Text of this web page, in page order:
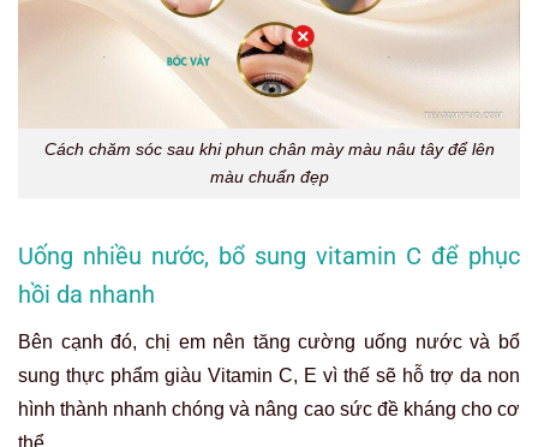
Cách chăm sóc sau khi phun chân mày màu nâu tây để lên
màu chuẩn đẹp
Uống nhiều nước, bổ sung vitamin C để phục
hồi da nhanh
Bên cạnh đó, chị em nên tăng cường uống nước và bổ
sung thực phẩm giàu Vitamin C, E vì thế sẽ hỗ trợ da non
hình thành nhanh chóng và nâng cao sức đề kháng cho cơ
thể.